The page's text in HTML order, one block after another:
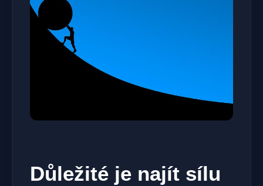
Důležité je najít sílu